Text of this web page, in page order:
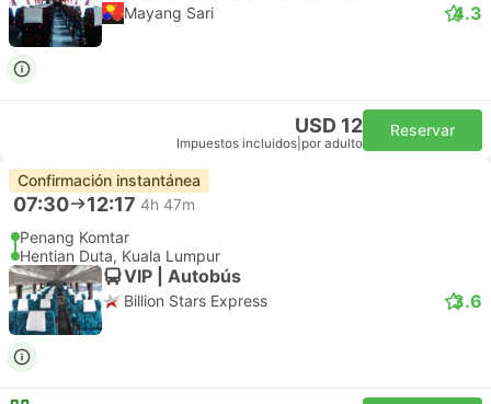
Mayang Sari 4.3
USD 12
Impuestos incluidos por adulto
Reservar
Confirmación instantánea
07:30 12:17 4h 47m
Penang Komtar
Hentian Duta, Kuala Lumpur
VIP | Autobús
Billion Stars Express 3.6